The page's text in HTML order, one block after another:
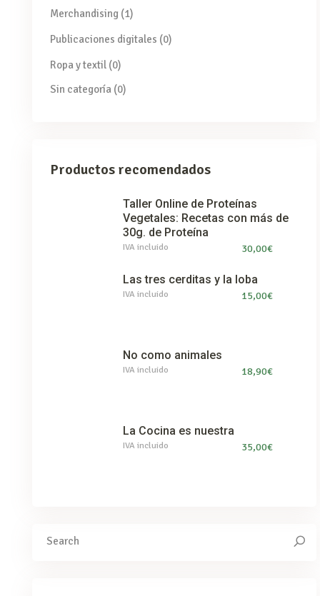
Merchandising (1)
Publicaciones digitales (0)
Ropa y textil (0)
Sin categoría (0)
Productos recomendados
Taller Online de Proteínas
Vegetales: Recetas con más de
30g. de Proteína
30,00€
IVA incluido
Las tres cerditas y la loba
15,00€
IVA incluido
No como animales
18,90€
IVA incluido
La Cocina es nuestra
35,00€
IVA incluido